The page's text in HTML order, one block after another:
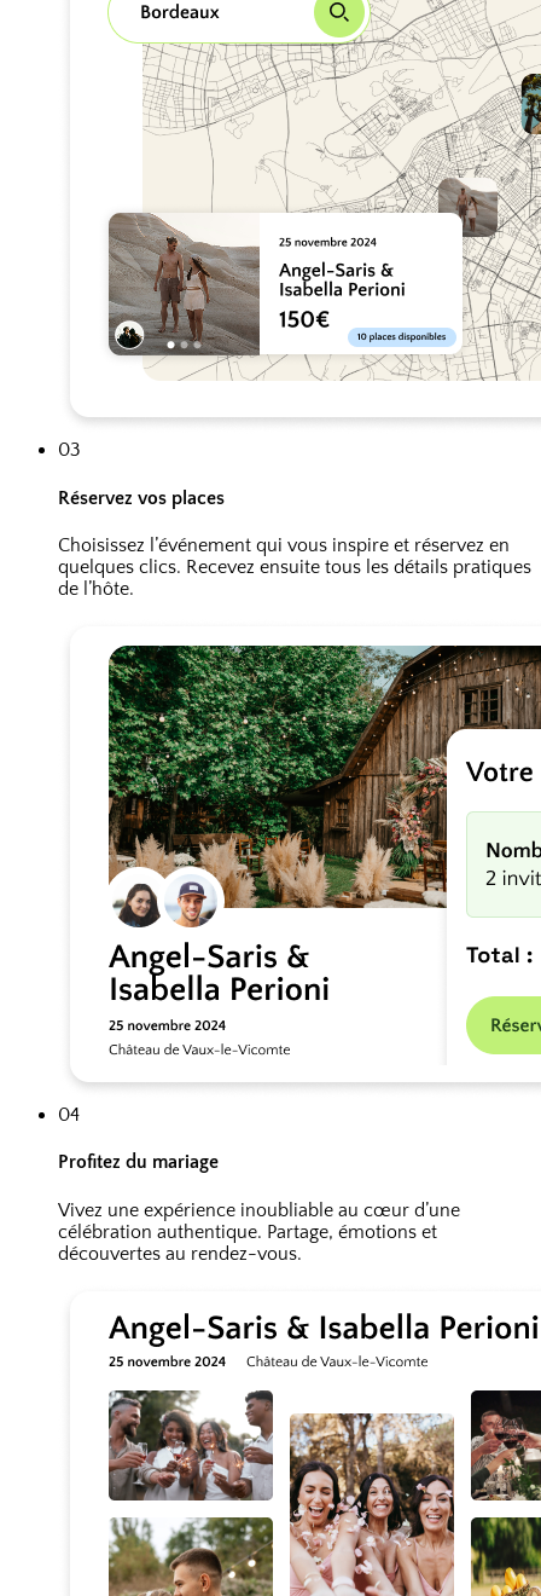
03
Réservez vos places
Choisissez l’événement qui vous inspire et réservez en
quelques clics. Recevez ensuite tous les détails pratiques
de l’hôte.
04
Profitez du mariage
Vivez une expérience inoubliable au cœur d’une
célébration authentique. Partage, émotions et
découvertes au rendez-vous.